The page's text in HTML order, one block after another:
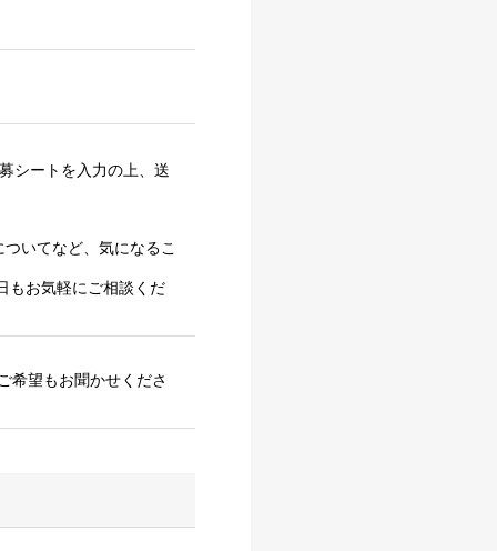
シートを入力の上、送
いてなど、気になるこ
もお気軽にご相談くだ
希望もお聞かせくださ